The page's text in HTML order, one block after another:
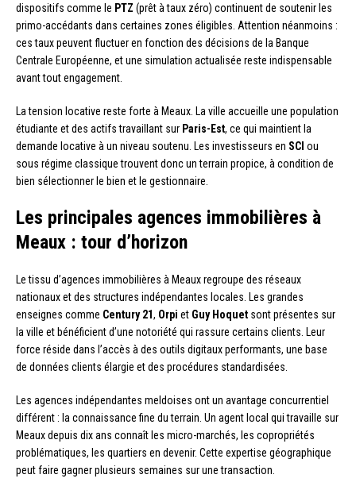
dispositifs comme le PTZ (prêt à taux zéro) continuent de soutenir les
primo-accédants dans certaines zones éligibles. Attention néanmoins :
ces taux peuvent fluctuer en fonction des décisions de la Banque
Centrale Européenne, et une simulation actualisée reste indispensable
avant tout engagement.
La tension locative reste forte à Meaux. La ville accueille une population
étudiante et des actifs travaillant sur Paris-Est, ce qui maintient la
demande locative à un niveau soutenu. Les investisseurs en SCI ou
sous régime classique trouvent donc un terrain propice, à condition de
bien sélectionner le bien et le gestionnaire.
Les principales agences immobilières à
Meaux : tour d’horizon
Le tissu d’agences immobilières à Meaux regroupe des réseaux
nationaux et des structures indépendantes locales. Les grandes
enseignes comme Century 21, Orpi et Guy Hoquet sont présentes sur
la ville et bénéficient d’une notoriété qui rassure certains clients. Leur
force réside dans l’accès à des outils digitaux performants, une base
de données clients élargie et des procédures standardisées.
Les agences indépendantes meldoises ont un avantage concurrentiel
différent : la connaissance fine du terrain. Un agent local qui travaille sur
Meaux depuis dix ans connaît les micro-marchés, les copropriétés
problématiques, les quartiers en devenir. Cette expertise géographique
peut faire gagner plusieurs semaines sur une transaction.